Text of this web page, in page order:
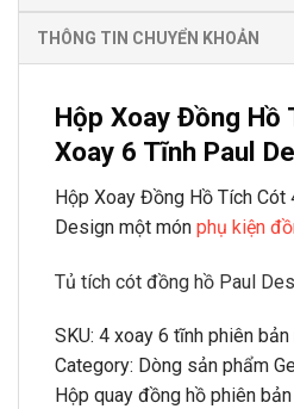
THÔNG TIN CHUYỂN KHOẢN
Hộp Xoay Đồng Hồ
Xoay 6 Tĩnh Paul
Hộp Xoay Đồng Hồ Tích Cót
Design một món phụ kiện
Tủ tích cót đồng hồ Paul
SKU: 4 xoay 6 tĩnh phiên
Category: Dòng sản phẩm
Hộp quay đồng hồ phiên